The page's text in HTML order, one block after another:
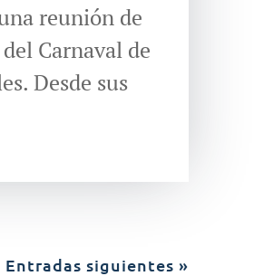
reunión de
Carnaval de
Desde sus
Entradas siguientes »